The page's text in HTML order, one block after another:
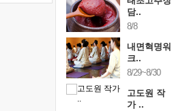
담..
8/8
내면혁명워
크..
8/29~8/30
고도원 작
가 ..